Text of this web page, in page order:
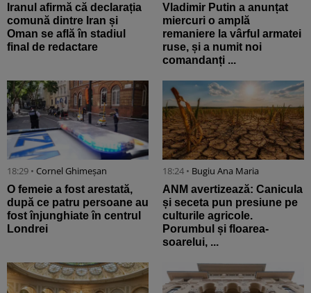
Iranul afirmă că declarația
comună dintre Iran și
Oman se află în stadiul
final de redactare
Vladimir Putin a anunțat
miercuri o amplă
remaniere la vârful armatei
ruse, și a numit noi
comandanți ...
18:29 • Cornel Ghimeșan
O femeie a fost arestată,
după ce patru persoane au
fost înjunghiate în centrul
Londrei
18:24 • Bugiu ⁠Ana Maria
ANM avertizează: Canicula
și seceta pun presiune pe
culturile agricole.
Porumbul și floarea-
soarelui, ...